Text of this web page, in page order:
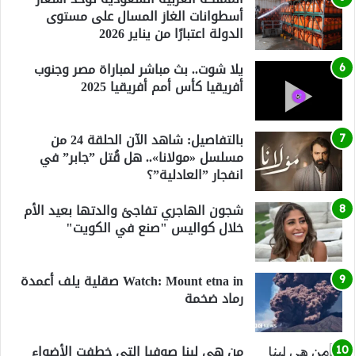
أسطوانات الغاز المسال على مستوى
الدولة اعتبارًا من يناير 2026
يلا شوت.. بث مباشر لمباراة مصر وجنوب
أفريقيا كأس أمم أفريقيا 2025
بالتفاصيل: شاهد الآن الحلقة 24 من
مسلسل «مولانا».. هل قُتل ”جابر” في
انفجار ”العادلية”؟
شجون الهاجري تفاجئ والدتها بعيد الأم
خلال كواليس "صنع في الكويت"
Watch: Mount etna in صقلية يلف أعمدة
رماد ضخمة